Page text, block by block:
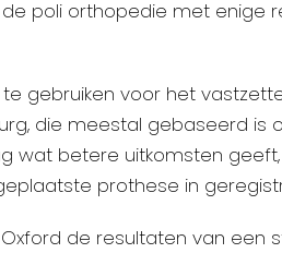
poli orthopedie met
gebruiken voor het
die meestal gebaseerd is
wat betere uitkomsten
prothese in
de resultaten van een